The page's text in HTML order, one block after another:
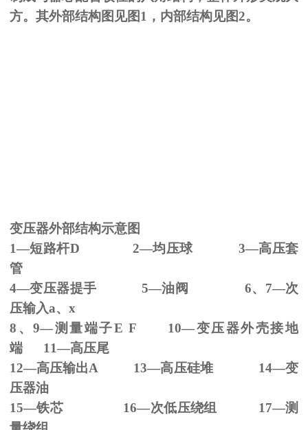
方。其外部结构图见图1 ，内部结构见图2。
变压器外部结构示意图
1—短路杆D 2—均压球 3—高压套
管
4—变压器提手 5—油阀 6、 7—次
压输入a、 x
8、9—测量端子E F 10—变压器外壳接地
端 11—高压尾
12—高压输出A 13—高压硅堆 14—变
压器油
15—铁芯 16—次低压绕组 17—测